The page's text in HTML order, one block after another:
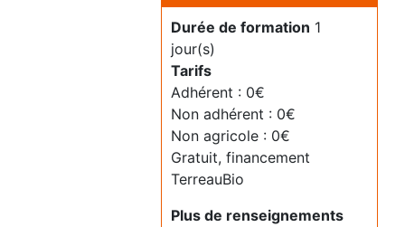
Durée de formation 1
jour(s)
Tarifs
Adhérent : 0€
Non adhérent : 0€
Non agricole : 0€
Gratuit, financement
TerreauBio
Plus de renseignements